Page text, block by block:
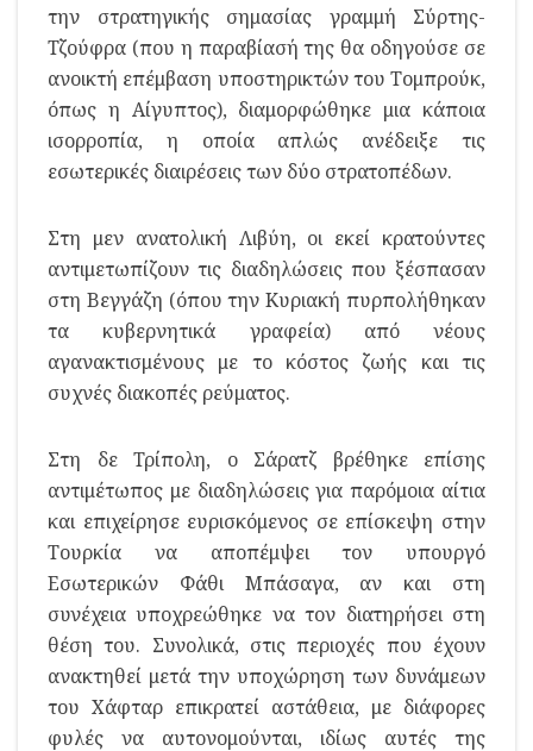
την στρατηγικής σημασίας γραμμή Σύρτης-
Τζούφρα (που η παραβίασή της θα οδηγούσε σε
ανοικτή επέμβαση υποστηρικτών του Τομπρούκ,
όπως η Αίγυπτος), διαμορφώθηκε μια κάποια
ισορροπία, η οποία απλώς ανέδειξε τις
εσωτερικές διαιρέσεις των δύο στρατοπέδων.
Στη μεν ανατολική Λιβύη, οι εκεί κρατούντες
αντιμετωπίζουν τις διαδηλώσεις που ξέσπασαν
στη Βεγγάζη (όπου την Κυριακή πυρπολήθηκαν
τα κυβερνητικά γραφεία) από νέους
αγανακτισμένους με το κόστος ζωής και τις
συχνές διακοπές ρεύματος.
Στη δε Τρίπολη, ο Σάρατζ βρέθηκε επίσης
αντιμέτωπος με διαδηλώσεις για παρόμοια αίτια
και επιχείρησε ευρισκόμενος σε επίσκεψη στην
Τουρκία να αποπέμψει τον υπουργό
Εσωτερικών Φάθι Μπάσαγα, αν και στη
συνέχεια υποχρεώθηκε να τον διατηρήσει στη
θέση του. Συνολικά, στις περιοχές που έχουν
ανακτηθεί μετά την υποχώρηση των δυνάμεων
του Χάφταρ επικρατεί αστάθεια, με διάφορες
φυλές να αυτονομούνται, ιδίως αυτές της